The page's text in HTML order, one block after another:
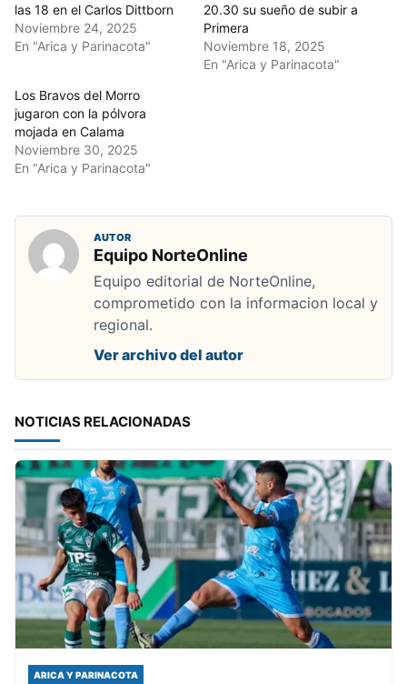
las 18 en el Carlos Dittborn
Noviembre 24, 2025
En "Arica y Parinacota"
20.30 su sueño de subir a
Primera
Noviembre 18, 2025
En "Arica y Parinacota"
Los Bravos del Morro
jugaron con la pólvora
mojada en Calama
Noviembre 30, 2025
En "Arica y Parinacota"
AUTOR
Equipo NorteOnline
Equipo editorial de NorteOnline,
comprometido con la informacion local y
regional.
Ver archivo del autor
NOTICIAS RELACIONADAS
ARICA Y PARINACOTA